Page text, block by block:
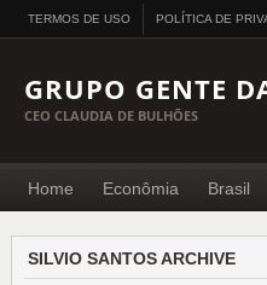
TERMOS DE USO POLÍTICA DE
GRUPO GENTE
CEO CLAUDIA DE BULHÕES
Home Econômia Brasil
SILVIO SANTOS ARCHIVE